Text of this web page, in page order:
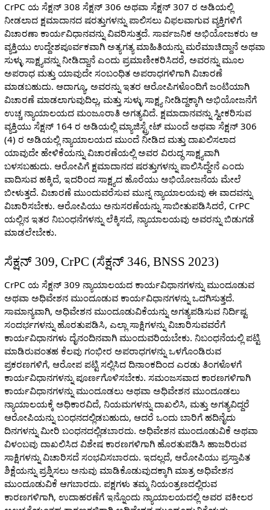
CrPC ಯ ಸೆಕ್ಷನ್ 308 ಸೆಕ್ಷನ್ 306 ಅಥವಾ ಸೆಕ್ಷನ್ 307 ರ ಅಡಿಯಲ್ಲಿ
ನೀಡಲಾದ ಕ್ಷಮಾದಾನದ ಷರತ್ತುಗಳನ್ನು ಪಾಲಿಸಲು ವಿಫಲವಾಗುವ ವ್ಯಕ್ತಿಗಳಿಗೆ
ವಿಚಾರಣಾ ಕಾರ್ಯವಿಧಾನವನ್ನು ವಿವರಿಸುತ್ತದೆ. ಸಾರ್ವಜನಿಕ ಅಭಿಯೋಜಕರು ಆ
ವ್ಯಕ್ತಿಯು ಉದ್ದೇಶಪೂರ್ವಕವಾಗಿ ಅತ್ಯಗತ್ಯ ಮಾಹಿತಿಯನ್ನು ಮರೆಮಾಚಿದ್ದಾನೆ ಅಥವಾ
ಸುಳ್ಳು ಸಾಕ್ಷ್ಯವನ್ನು ನೀಡಿದ್ದಾನೆ ಎಂದು ಪ್ರಮಾಣೀಕರಿಸಿದರೆ, ಅವರನ್ನು ಮೂಲ
ಅಪರಾಧ ಮತ್ತು ಯಾವುದೇ ಸಂಬಂಧಿತ ಅಪರಾಧಗಳಿಗಾಗಿ ವಿಚಾರಣೆ
ಮಾಡಬಹುದು. ಆದಾಗ್ಯೂ, ಅವರನ್ನು ಇತರ ಆರೋಪಿಗಳೊಂದಿಗೆ ಜಂಟಿಯಾಗಿ
ವಿಚಾರಣೆ ಮಾಡಲಾಗುವುದಿಲ್ಲ, ಮತ್ತು ಸುಳ್ಳು ಸಾಕ್ಷ್ಯ ನೀಡಿದ್ದಕ್ಕಾಗಿ ಅಭಿಯೋಜನೆಗೆ
ಉಚ್ಚ ನ್ಯಾಯಾಲಯದ ಮಂಜೂರಾತಿ ಅಗತ್ಯವಿದೆ. ಕ್ಷಮಾದಾನವನ್ನು ಸ್ವೀಕರಿಸುವ
ವ್ಯಕ್ತಿಯು ಸೆಕ್ಷನ್ 164 ರ ಅಡಿಯಲ್ಲಿ ಮ್ಯಾಜಿಸ್ಟ್ರೇಟ್ ಮುಂದೆ ಅಥವಾ ಸೆಕ್ಷನ್ 306
(4) ರ ಅಡಿಯಲ್ಲಿ ನ್ಯಾಯಾಲಯದ ಮುಂದೆ ನೀಡಿದ ಮತ್ತು ದಾಖಲಿಸಲಾದ
ಯಾವುದೇ ಹೇಳಿಕೆಯನ್ನು ವಿಚಾರಣೆಯಲ್ಲಿ ಅವರ ವಿರುದ್ಧ ಸಾಕ್ಷ್ಯವಾಗಿ
ಬಳಸಬಹುದು. ಆರೋಪಿಗೆ ಕ್ಷಮಾದಾನದ ಷರತ್ತುಗಳನ್ನು ಪಾಲಿಸಿದ್ದೇನೆ ಎಂದು
ವಾದಿಸುವ ಹಕ್ಕಿದೆ, ಇದರಿಂದ ಸಾಕ್ಷ್ಯದ ಹೊರೆಯು ಅಭಿಯೋಜನೆಯ ಮೇಲೆ
ಬೀಳುತ್ತದೆ. ವಿಚಾರಣೆ ಮುಂದುವರೆಸುವ ಮುನ್ನ ನ್ಯಾಯಾಲಯವು ಈ ವಾದವನ್ನು
ವಿಚಾರಿಸಬೇಕು. ಆರೋಪಿಯು ಅನುಸರಣೆಯನ್ನು ಸಾಬೀತುಪಡಿಸಿದರೆ, CrPC
ಯಲ್ಲಿನ ಇತರ ನಿಬಂಧನೆಗಳನ್ನು ಲೆಕ್ಕಿಸದೆ, ನ್ಯಾಯಾಲಯವು ಅವರನ್ನು ಬಿಡುಗಡೆ
ಮಾಡಲೇಬೇಕು.
ಸೆಕ್ಷನ್ 309, CrPC (ಸೆಕ್ಷನ್ 346, BNSS 2023)
CrPC ಯ ಸೆಕ್ಷನ್ 309 ನ್ಯಾಯಾಲಯದ ಕಾರ್ಯವಿಧಾನಗಳನ್ನು ಮುಂದೂಡುವ
ಅಥವಾ ಅಧಿವೇಶನ ಮುಂದೂಡುವ ಕಾರ್ಯವಿಧಾನಗಳನ್ನು ಒದಗಿಸುತ್ತದೆ.
ಸಾಮಾನ್ಯವಾಗಿ, ಅಧಿವೇಶನ ಮುಂದೂಡುವಿಕೆಯನ್ನು ಅಗತ್ಯಪಡಿಸುವ ನಿರ್ದಿಷ್ಟ
ಸಂದರ್ಭಗಳನ್ನು ಹೊರತುಪಡಿಸಿ, ಎಲ್ಲಾ ಸಾಕ್ಷಿಗಳನ್ನು ವಿಚಾರಿಸುವವರೆಗೆ
ಕಾರ್ಯವಿಧಾನಗಳು ದೈನಂದಿನವಾಗಿ ಮುಂದುವರಿಯಬೇಕು. ನಿಬಂಧನೆಯಲ್ಲಿ ಪಟ್ಟಿ
ಮಾಡಿರುವಂತಹ ಕೆಲವು ಗಂಭೀರ ಅಪರಾಧಗಳನ್ನು ಒಳಗೊಂಡಿರುವ
ಪ್ರಕರಣಗಳಿಗೆ, ಆರೋಪ ಪಟ್ಟಿ ಸಲ್ಲಿಸಿದ ದಿನಾಂಕದಿಂದ ಎರಡು ತಿಂಗಳೊಳಗೆ
ಕಾರ್ಯವಿಧಾನಗಳನ್ನು ಪೂರ್ಣಗೊಳಿಸಬೇಕು. ಸಮಂಜಸವಾದ ಕಾರಣಗಳಿಗಾಗಿ
ಕಾರ್ಯವಿಧಾನಗಳನ್ನು ಮುಂದೂಡಲು ಅಥವಾ ಅಧಿವೇಶನ ಮುಂದೂಡಲು
ನ್ಯಾಯಾಲಯಕ್ಕೆ ಅಧಿಕಾರವಿದೆ, ನಿಯಮಗಳನ್ನು ದಾಖಲಿಸಿ, ಮತ್ತು ಅಗತ್ಯವಿದ್ದರೆ
ಆರೋಪಿಯನ್ನು ಬಂಧನದಲ್ಲಿಡಬಹುದು, ಆದರೆ ಒಂದು ಬಾರಿಗೆ ಹದಿನೈದು
ದಿನಗಳನ್ನು ಮೀರಿ ಬಂಧನದಲ್ಲಿಡಬಾರದು. ಅಧಿವೇಶನ ಮುಂದೂಡುವಿಕೆ ಅಥವಾ
ವಿಳಂಬವು ದಾಖಲಿಸಿದ ವಿಶೇಷ ಕಾರಣಗಳಿಗಾಗಿ ಹೊರತುಪಡಿಸಿ ಹಾಜರಿರುವ
ಸಾಕ್ಷಿಗಳನ್ನು ವಿಚಾರಿಸದೆ ಸಂಭವಿಸಬಾರದು. ಇದಲ್ಲದೆ, ಆರೋಪಿಯು ಪ್ರಸ್ತಾಪಿತ
ಶಿಕ್ಷೆಯನ್ನು ಪ್ರಶ್ನಿಸಲು ಅನುವು ಮಾಡಿಕೊಡುವುದಕ್ಕಾಗಿ ಮಾತ್ರ ಅಧಿವೇಶನ
ಮುಂದೂಡುವಿಕೆ ಆಗಬಾರದು. ಪಕ್ಷಗಳು ತಮ್ಮ ನಿಯಂತ್ರಣದಲ್ಲಿರುವ
ಕಾರಣಗಳಿಗಾಗಿ, ಉದಾಹರಣೆಗೆ ಇನ್ನೊಂದು ನ್ಯಾಯಾಲಯದಲ್ಲಿ ಅವರ ವಕೀಲರ